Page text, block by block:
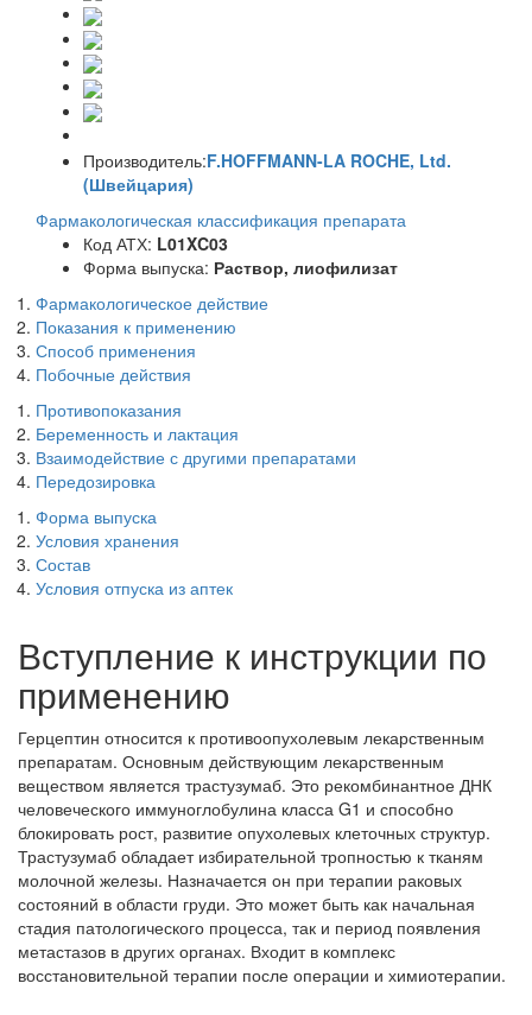
Производитель:F.HOFFMANN-LA ROCHE, Ltd.
(Швейцария)
Фармакологическая классификация препарата
Код АТХ: L01XC03
Форма выпуска: Раствор, лиофилизат
Фармакологическое действие
Показания к применению
Способ применения
Побочные действия
Противопоказания
Беременность и лактация
Взаимодействие с другими препаратами
Передозировка
Форма выпуска
Условия хранения
Состав
Условия отпуска из аптек
Вступление к инструкции по
применению
Герцептин относится к противоопухолевым лекарственным
препаратам. Основным действующим лекарственным
веществом является трастузумаб. Это рекомбинантное ДНК
человеческого иммуноглобулина класса G1 и способно
блокировать рост, развитие опухолевых клеточных структур.
Трастузумаб обладает избирательной тропностью к тканям
молочной железы. Назначается он при терапии раковых
состояний в области груди. Это может быть как начальная
стадия патологического процесса, так и период появления
метастазов в других органах. Входит в комплекс
восстановительной терапии после операции и химиотерапии.